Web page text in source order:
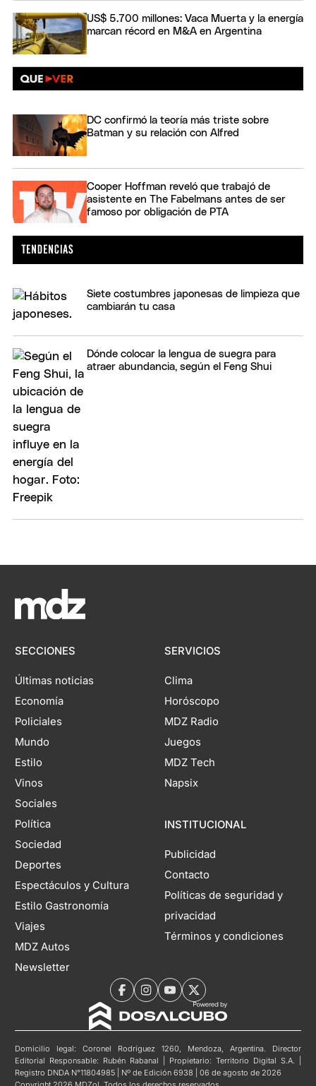
US$ 5.700 millones: Vaca Muerta y la energía
marcan récord en M&A en Argentina
DC confirmó la teoría más triste sobre
Batman y su relación con Alfred
Cooper Hoffman reveló que trabajó de
asistente en The Fabelmans antes de ser
famoso por obligación de PTA
Siete costumbres japonesas de limpieza que
cambiarán tu casa
Dónde colocar la lengua de suegra para
atraer abundancia, según el Feng Shui
SECCIONES
Últimas noticias
Economía
Policiales
Mundo
Estilo
Vinos
Sociales
Política
Sociedad
Deportes
Espectáculos y Cultura
Estilo Gastronomía
Viajes
MDZ Autos
Newsletter
SERVICIOS
Clima
Horóscopo
MDZ Radio
Juegos
MDZ Tech
Napsix
INSTITUCIONAL
Publicidad
Contacto
Políticas de seguridad y
privacidad
Términos y condiciones
Domicilio legal: Coronel Rodríguez 1260, Mendoza, Argentina. Director
Editorial Responsable: Rubén Rabanal | Propietario: Territorio Digital S.A. |
Registro DNDA N°11804985 | Nº de Edición 6938 | 06 de agosto de 2026